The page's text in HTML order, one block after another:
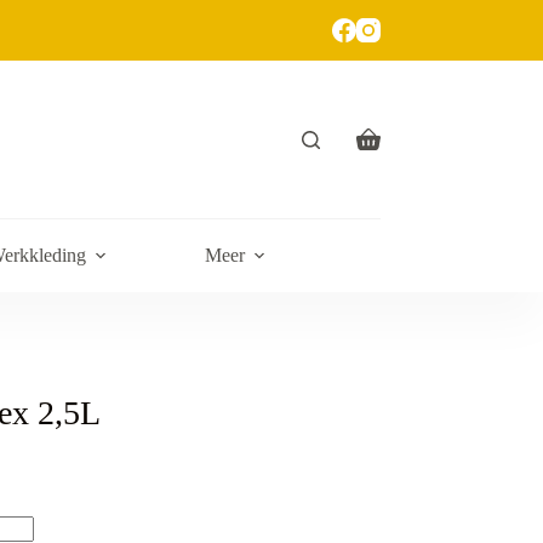
Meer
2,5L